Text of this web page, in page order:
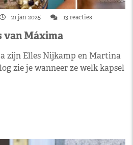
21 jan 2025 13 reacties
van Máxima
zijn Elles Nijkamp en Martina
zie je wanneer ze welk kapsel